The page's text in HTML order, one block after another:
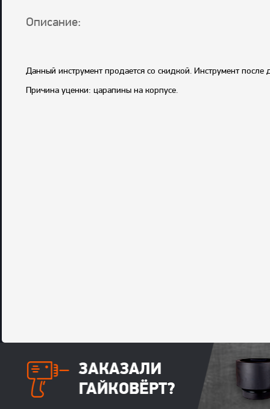
Описание:
Данный инструмент продается со скидкой. Инструмент после
Причина уценки: царапины на корпусе.